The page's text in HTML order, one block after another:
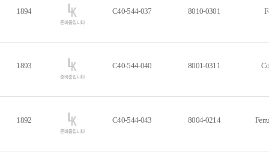
1894 C40-544-037 8010-0301
1893 C40-544-040 8001-0311
1892 C40-544-043 8004-0214